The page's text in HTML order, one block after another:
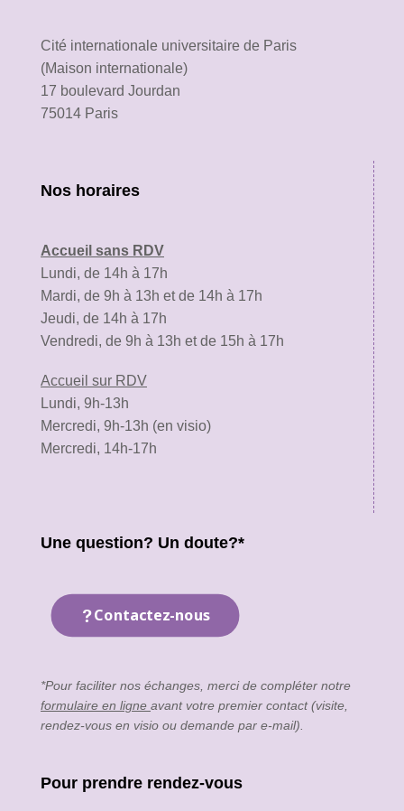
Cité internationale universitaire de Paris
(Maison internationale)
17 boulevard Jourdan
75014 Paris
Nos horaires
Accueil sans RDV
Lundi, de 14h à 17h
Mardi, de 9h à 13h et de 14h à 17h
Jeudi, de 14h à 17h
Vendredi, de 9h à 13h et de 15h à 17h
Accueil sur RDV
Lundi, 9h-13h
Mercredi, 9h-13h (en visio)
Mercredi, 14h-17h
Une question? Un doute?*
Contactez-nous
*Pour faciliter nos échanges, merci de compléter notre
formulaire en ligne avant votre premier contact (visite,
rendez-vous en visio ou demande par e-mail).
Pour prendre rendez-vous